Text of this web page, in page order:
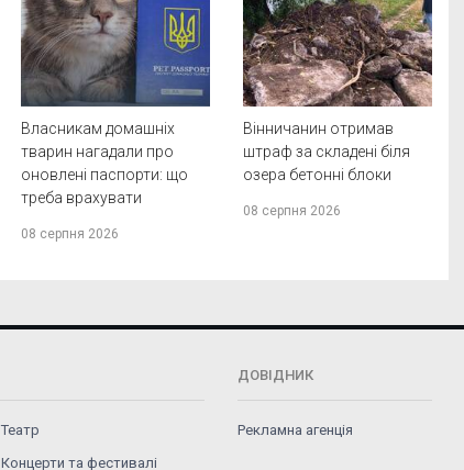
Власникам домашніх
тварин нагадали про
оновлені паспорти: що
треба врахувати
08 серпня 2026
Вінничанин отримав
штраф за складені біля
озера бетонні блоки
08 серпня 2026
Театр
Концерти та фестивалі
ДОВІДНИК
Рекламна агенція